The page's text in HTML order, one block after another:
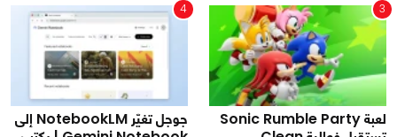
3
لعبة Sonic Rumble Party
4
جوجل تغيّر NotebookLM إلى